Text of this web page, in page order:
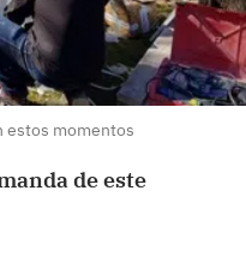
estos momentos
de este